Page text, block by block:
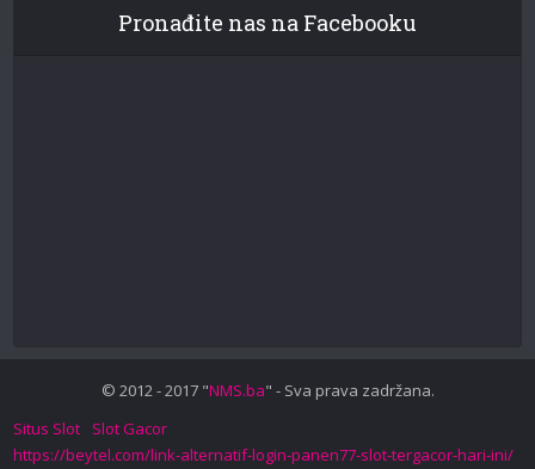
Pronađite nas na Facebooku
© 2012 - 2017 "NMS.ba" - Sva prava zadržana.
Situs Slot
Slot Gacor
https://beytel.com/link-alternatif-login-panen77-slot-tergacor-hari-ini/